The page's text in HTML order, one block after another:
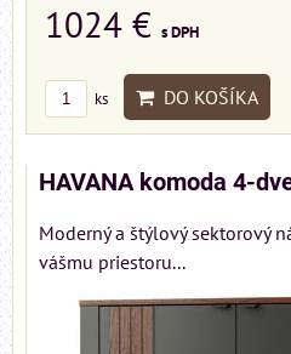
1024 € s DPH
ks DO KOŠÍKA
HAVANA komoda 4-
Moderný a štýlový sektorový
vášmu priestoru...